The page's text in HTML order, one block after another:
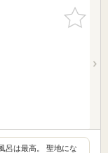
お気に入
りに追加
呂は最高。 聖地にな